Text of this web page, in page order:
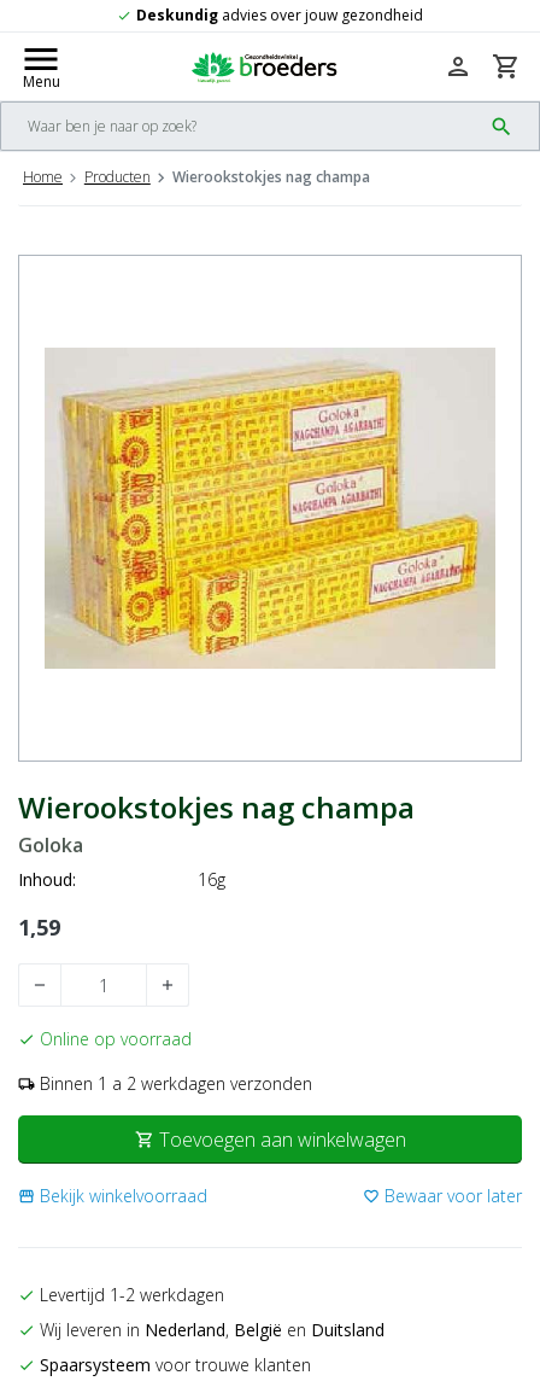
advies over jouw gezondheid
menu
Menu
search
person shopping_cart
Home Producten Wierookstokjes nag champa
Wierookstokjes nag champa
Goloka
Inhoud: 16g
1,59
remove add
check Online op voorraad
local_shipping Binnen 1 a 2 werkdagen verzonden
shopping_cart Toevoegen aan winkelwagen
storefront Bekijk winkelvoorraad favorite_border Bewaar voor later
check Levertijd 1-2 werkdagen
check Wij leveren in Nederland, België en Duitsland
check Spaarsysteem voor trouwe klanten